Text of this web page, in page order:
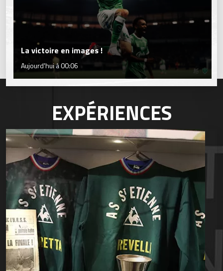
La victoire en images !
Aujourd'hui à 00:06
EXPÉRIENCES